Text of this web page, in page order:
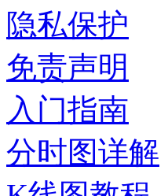
隐私保护
免责声明
入门指南
分时图详解